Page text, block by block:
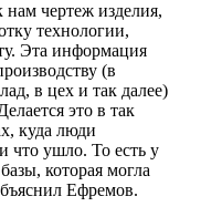
нам чертеж изделия,
технологии,
Эта информация
(в
в цех и так далее)
это в так
куда люди
что ушло. То есть у
которая могла
Ефремов.